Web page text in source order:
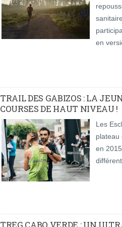
en
TRAIL DES GABIZOS : LA
COURSES DE HAUT NIVEAU !
Les
plateau
en